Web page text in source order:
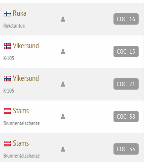
Ruka
Rukatunturi
COC: 16
Vikersund
K-105
COC: 15
Vikersund
K-105
COC: 21
Stams
Brunnentalschanze
COC: 38
Stams
Brunnentalschanze
COC: 35